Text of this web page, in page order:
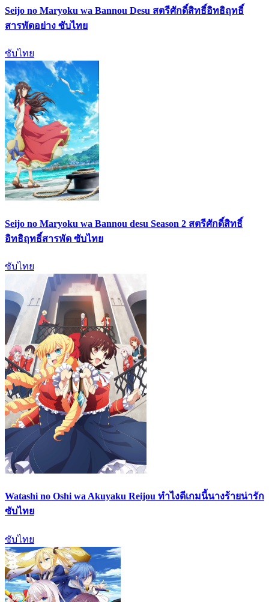
Seijo no Maryoku wa Bannou Desu สตรีศักดิ์สิทธิ์อิทธิฤทธิ์
สารพัดอย่าง ซับไทย
ซับไทย
Seijo no Maryoku wa Bannou desu Season 2 สตรีศักดิ์สิทธิ์
อิทธิฤทธิ์สารพัด ซับไทย
ซับไทย
Watashi no Oshi wa Akuyaku Reijou ทำไงดีเกมนี้นางร้ายน่ารัก
ซับไทย
ซับไทย